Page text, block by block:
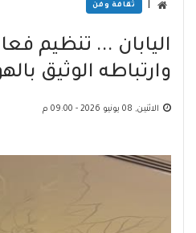
ثقافة وفن
اليابان ... تنظيم
وارتباطه الوثيق
الاثنين, 08 يونيو 2026 - 09:00 م